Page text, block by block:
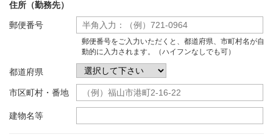
住所（勤務先）
郵便番号
郵便番号をご入力いただくと、都道府県、市町村名が自
動的に入力されます。（ハイフンなしでも可）
都道府県
市区町村・番地
建物名等